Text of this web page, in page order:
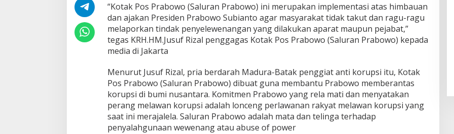
N
P
R
A
O
O
)
T
M
P
U
“Kotak Pos Prabowo (Saluran Prabowo) ini merupakan implementasi atas himbauan
dan ajakan Presiden Prabowo Subianto agar masyarakat tidak takut dan ragu-ragu
melaporkan tindak penyelewenangan yang dilakukan aparat maupun pejabat,”
tegas KRH.HM.Jusuf Rizal penggagas Kotak Pos Prabowo (Saluran Prabowo) kepada
media di Jakarta
Menurut Jusuf Rizal, pria berdarah Madura-Batak penggiat anti korupsi itu, Kotak
Pos Prabowo (Saluran Prabowo) dibuat guna membantu Prabowo memberantas
korupsi di bumi nusantara. Komitmen Prabowo yang rela mati dan menyatakan
perang melawan korupsi adalah lonceng perlawanan rakyat melawan korupsi yang
saat ini merajalela. Saluran Prabowo adalah mata dan telinga terhadap
penyalahgunaan wewenang atau abuse of power
Negara, Aksi Mahasiswa
Mengguncang, Bupati Deli
Serdang Didesak Bertindak Tegas!